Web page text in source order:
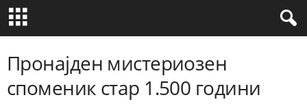
Пронајден мистериозен
споменик стар 1.500 години